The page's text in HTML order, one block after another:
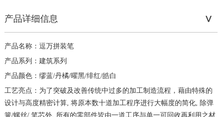
产品详细信息
产品名称：逗万拼装笔
产品系列：建筑系列
产品颜色：缪蓝/丹橘/曜黑/绯红/皓白
工艺亮点：为了突破及改善传统中过多的加工制造流程，藉由特殊的
设计与高度精密计算, 将原本数十道加工程序进行大幅度的简化, 除弹
簧/螺丝/ 笔芯外, 所有的零部件皆由一道工序与单一可回收再利用之材